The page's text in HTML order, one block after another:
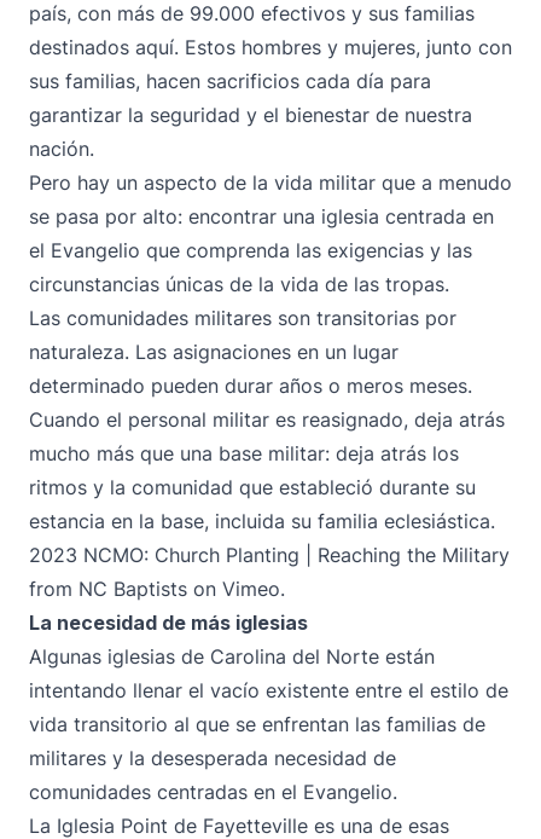
país, con más de 99.000 efectivos y sus familias
destinados aquí. Estos hombres y mujeres, junto con
sus familias, hacen sacrificios cada día para
garantizar la seguridad y el bienestar de nuestra
nación.
Pero hay un aspecto de la vida militar que a menudo
se pasa por alto: encontrar una iglesia centrada en
el Evangelio que comprenda las exigencias y las
circunstancias únicas de la vida de las tropas.
Las comunidades militares son transitorias por
naturaleza. Las asignaciones en un lugar
determinado pueden durar años o meros meses.
Cuando el personal militar es reasignado, deja atrás
mucho más que una base militar: deja atrás los
ritmos y la comunidad que estableció durante su
estancia en la base, incluida su familia eclesiástica.
2023 NCMO: Church Planting | Reaching the Military
from NC Baptists on Vimeo.
La necesidad de más iglesias
Algunas iglesias de Carolina del Norte están
intentando llenar el vacío existente entre el estilo de
vida transitorio al que se enfrentan las familias de
militares y la desesperada necesidad de
comunidades centradas en el Evangelio.
La Iglesia Point de Fayetteville es una de esas